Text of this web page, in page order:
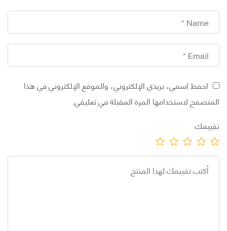
احفظ اسمي، بريدي الإلكتروني، والموقع الإلكتروني في هذا
لاستخدامها المرة المقبلة في تعليقي.